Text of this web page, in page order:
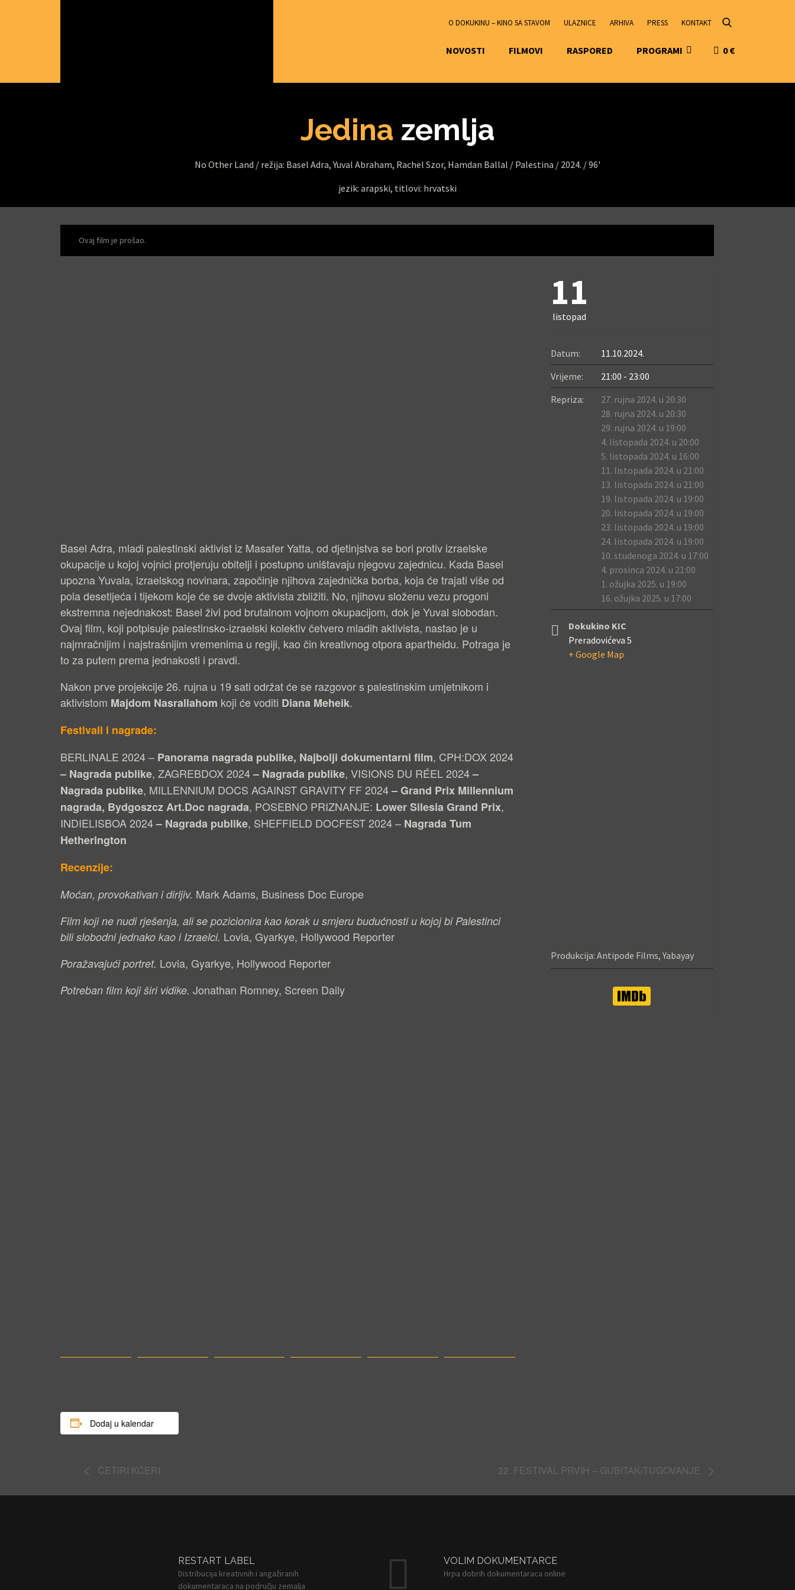
O DOKUKINU – KINO SA STAVOM ULAZNICE ARHIVA PRESS KONTAKT
NOVOSTI FILMOVI RASPORED PROGRAMI 0€
Jedina zemlja
No Other Land / režija: Basel Adra, Yuval Abraham, Rachel Szor, Hamdan Ballal / Palestina / 2024. /96'
jezik: arapski, titlovi: hrvatski
Ovaj film je prošao.
Basel Adra, mladi palestinski aktivist iz Masafer Yatta, od djetinjstva se bori protiv izraelske
okupacije u kojoj vojnici protjeruju obitelji i postupno uništavaju njegovu zajednicu. Kada Basel
upozna Yuvala, izraelskog novinara, započinje njihova zajednička borba, koja će trajati više od
pola desetljeća i tijekom koje će se dvoje aktivista zbližiti. No, njihovu složenu vezu progoni
ekstremna nejednakost: Basel živi pod brutalnom vojnom okupacijom, dok je Yuval slobodan.
Ovaj film, koji potpisuje palestinsko-izraelski kolektiv četvero mladih aktivista, nastao je u
najmračnijim i najstrašnijim vremenima u regiji, kao čin kreativnog otpora apartheidu. Potraga je
to za putem prema jednakosti i pravdi.
Nakon prve projekcije 26. rujna u 19 sati održat će se razgovor s palestinskim umjetnikom i
aktivistom Majdom Nasrallahom koji će voditi Diana Meheik.
Festivali i nagrade:
BERLINALE 2024 – Panorama nagrada publike, Najbolji dokumentarni film, CPH:DOX 2024
– Nagrada publike, ZAGREBDOX 2024– Nagrada publike, VISIONS DU RÉEL 2024–
Nagrada publike, MILLENNIUM DOCS AGAINST GRAVITY FF 2024– Grand Prix Millennium
nagrada, Bydgoszcz Art.Doc nagrada, POSEBNO PRIZNANJE: Lower Silesia Grand Prix,
INDIELISBOA 2024– Nagrada publike, SHEFFIELD DOCFEST 2024 – Nagrada Tum
Hetherington
Recenzije:
Moćan, provokativan i dirljiv. Mark Adams, Business Doc Europe
Film koji ne nudi rješenja, ali se pozicionira kao korak u smjeru budućnosti u kojoj bi Palestinci
bili slobodni jednako kao i Izraelci. Lovia, Gyarkye, Hollywood Reporter
Poražavajući portret. Lovia, Gyarkye, Hollywood Reporter
Potreban film koji širi vidike. Jonathan Romney, Screen Daily
Dodaj u kalendar
11
listopad
Datum:
11.10.2024.
Vrijeme:
21:00 - 23:00
Repriza:
27. rujna 2024. u 20:30
28. rujna 2024. u 20:30
29. rujna 2024. u 19:00
4. listopada 2024. u 20:00
5. listopada 2024. u 16:00
11. listopada 2024. u 21:00
13. listopada 2024. u 21:00
19. listopada 2024. u 19:00
20. listopada 2024. u 19:00
23. listopada 2024. u 19:00
24. listopada 2024. u 19:00
10. studenoga 2024. u 17:00
4. prosinca 2024. u 21:00
1. ožujka 2025. u 19:00
16. ožujka 2025. u 17:00
Dokukino KIC
Preradovićeva 5
+ Google Map
Produkcija: Antipode Films, Yabayay
ČETIRI KĆERI 22. FESTIVAL PRVIH – GUBITAK/TUGOVANJE
RESTART LABEL
Distribucija kreativnih i angažiranih
dokumentaraca na području zemalja
VOLIM DOKUMENTARCE
Hrpa dobrih dokumentaraca online